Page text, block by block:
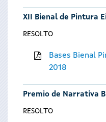
XII Bienal de Pintura
RESOLTO
Bases Bienal
2018
Premio de Narrativa
RESOLTO